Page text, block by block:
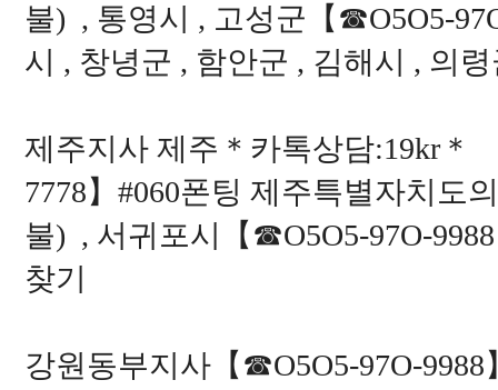
불) , 통영시 , 고성군【☎O5O5-
시 , 창녕군 , 함안군 , 김해시 , 의
제주지사 제주＊카톡상담:19kr＊
7778】#060폰팅 제주특별자치도
불) , 서귀포시【☎O5O5-97O-
찾기
강원동부지사【☎O5O5-97O-